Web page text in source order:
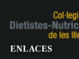
ENLACES